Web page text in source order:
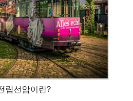
립선암이란?